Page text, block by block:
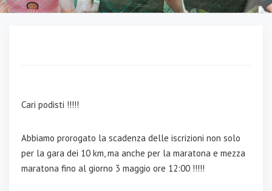
Cari podisti !!!!!
Abbiamo prorogato la scadenza delle iscrizioni non solo
per la gara dei 10 km, ma anche per la maratona e mezza
maratona fino al giorno 3 maggio ore 12:00 !!!!!